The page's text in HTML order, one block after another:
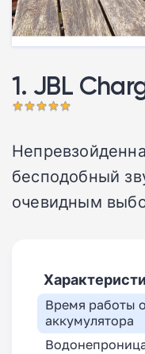
1. JBL
бесподобный
очевидным
Время работы
аккумулятора